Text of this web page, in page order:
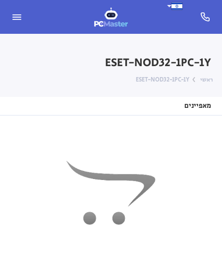
ESET-NOD32-1PC-1Y
ראשי ESET-NOD32-1PC-1Y
מאפיינים